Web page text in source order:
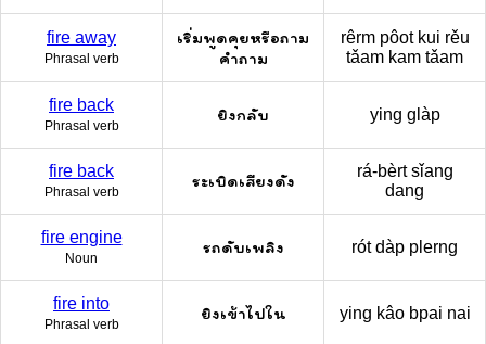
fire away
Phrasal verb
เริ่มพูดคุยหรือถาม
คำถาม
rêrm pôot kui rěu
tǎam kam tǎam
fire back
Phrasal verb
ยิงกลับ ying glàp
fire back
Phrasal verb
ระเบิดเสียงดัง
rá-bèrt sǐang
dang
fire engine
Noun
รถดับเพลิง rót dàp plerng
fire into
Phrasal verb
ยิงเข้าไปใน ying kâo bpai nai